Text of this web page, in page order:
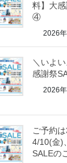
料】大
④
2026
＼いよ
感謝祭
2026
ご予約
4/10(金)
SALEの